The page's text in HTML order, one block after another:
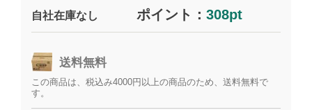
自社在庫なし ポイント： 308pt
送料無料
この商品は、税込み4000円以上の商品のため、送料無料で
す。